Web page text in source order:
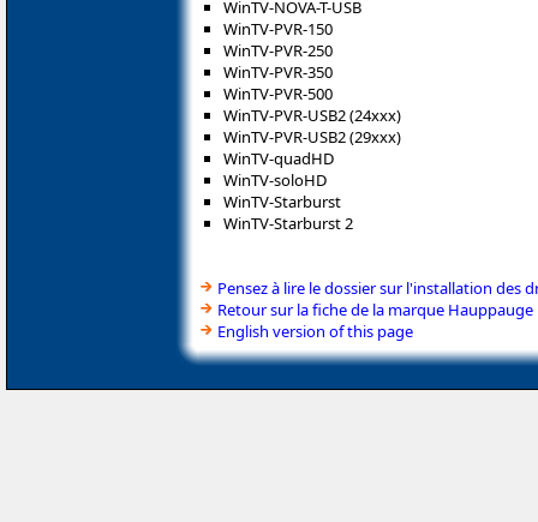
WinTV-NOVA-T-USB
WinTV-PVR-150
WinTV-PVR-250
WinTV-PVR-350
WinTV-PVR-500
WinTV-PVR-USB2 (24xxx)
WinTV-PVR-USB2 (29xxx)
WinTV-quadHD
WinTV-soloHD
WinTV-Starburst
WinTV-Starburst 2
Pensez à lire le dossier sur l'installation des
Retour sur la fiche de la marque Hauppauge
English version of this page